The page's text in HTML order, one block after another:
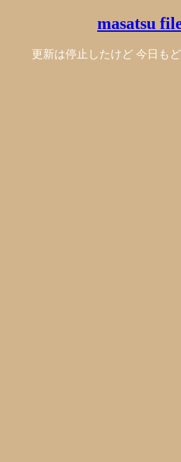
masatsu
更新は停止したけど 今日も